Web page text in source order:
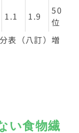
1.1 1.9
50
位
表（八訂）増
い食物繊